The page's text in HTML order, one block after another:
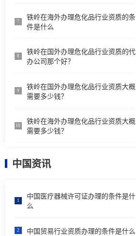
7
铁岭在海外办理危化品行业资质的条
件是什么
8
铁岭在国外办理危化品行业资质的代
办公司那个好？
9
铁岭在国外办理危化品行业资质大概
需要多少钱？
10
铁岭在海外办理危化品行业资质大概
需要多少钱？
中国资讯
1
中国医疗器械许可证办理的条件是什
么
2 中国贸易行业资质办理的条件是什么